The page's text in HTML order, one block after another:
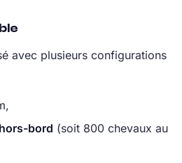
avec plusieurs configurations
bord (soit 800 chevaux au